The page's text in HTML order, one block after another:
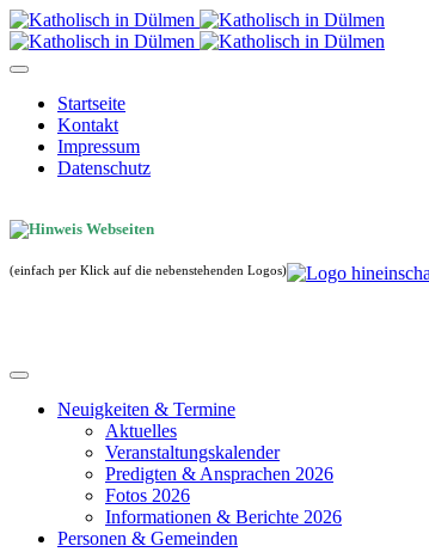
Startseite
Kontakt
Impressum
Datenschutz
(einfach per Klick auf die nebenstehenden Logos)
Neuigkeiten & Termine
Aktuelles
Veranstaltungskalender
Predigten & Ansprachen 2026
Fotos 2026
Informationen & Berichte 2026
Personen & Gemeinden